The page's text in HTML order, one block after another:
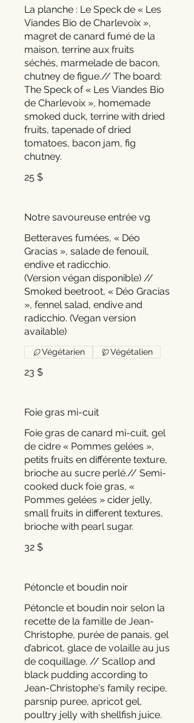
La planche : Le Speck de « Les
Viandes Bio de Charlevoix »,
magret de canard fumé de la
maison, terrine aux fruits
séchés, marmelade de bacon,
chutney de figue.// The board:
The Speck of « Les Viandes Bio
de Charlevoix », homemade
smoked duck, terrine with dried
fruits, tapenade of dried
tomatoes, bacon jam, fig
chutney.
25 $
Notre savoureuse entrée vg
Betteraves fumées, « Déo
Gracias », salade de fenouil,
endive et radicchio.
(Version végan disponible) //
Smoked beetroot, « Déo Gracias
», fennel salad, endive and
radicchio. (Vegan version
23 $
Végétarien Végétalien
Foie gras mi-cuit
Foie gras de canard mi-cuit, gel
de cidre « Pommes gelées »,
petits fruits en différente texture,
brioche au sucre perlé.// Semi-
cooked duck foie gras, «
Pommes gelées » cider jelly,
small fruits in different textures,
brioche with pearl sugar.
32 $
Pétoncle et boudin noir
Pétoncle et boudin noir selon la
recette de la famille de Jean-
Christophe, purée de panais, gel
d’abricot, glace de volaille au jus
de coquillage. // Scallop and
black pudding according to
Jean-Christophe's family recipe,
parsnip puree, apricot gel,
poultry jelly with shellfish juice.